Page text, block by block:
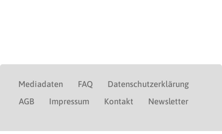
Mediadaten FAQ
Datenschutzerklärung
AGB
Impressum Kontakt Newsletter